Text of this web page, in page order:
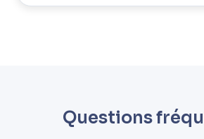
Questions